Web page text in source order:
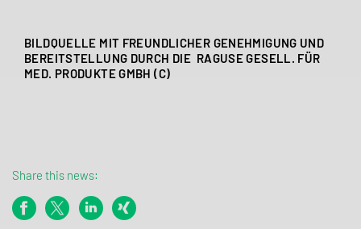
BILDQUELLE MIT FREUNDLICHER GENEHMIGUNG UND
BEREITSTELLUNG DURCH DIE RAGUSE GESELL. FÜR
MED. PRODUKTE GMBH (C)
Share this news: